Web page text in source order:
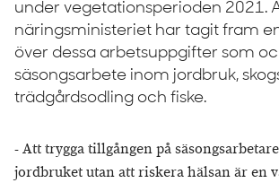
under vegetationsperioden 2021.
näringsministeriet har tagit fram
över dessa arbetsuppgifter som
säsongsarbete inom jordbruk,
trädgårdsodling och fiske.
- Att trygga tillgången på
jordbruket utan att riskera hälsan är en